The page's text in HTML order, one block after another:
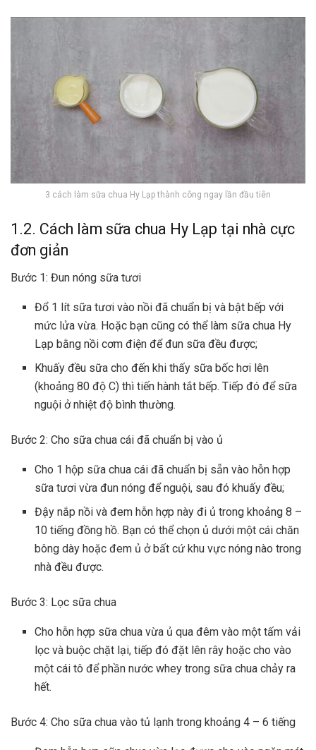
3 cách làm sữa chua Hy Lạp thành công ngay lần đầu tiên
1.2. Cách làm sữa chua Hy Lạp tại nhà cực
đơn giản
Bước 1: Đun nóng sữa tươi
Đổ 1 lít sữa tươi vào nồi đã chuẩn bị và bật bếp với
mức lửa vừa. Hoặc bạn cũng có thể làm sữa chua Hy
Lạp bằng nồi cơm điện để đun sữa đều được;
Khuấy đều sữa cho đến khi thấy sữa bốc hơi lên
(khoảng 80 độ C) thì tiến hành tắt bếp. Tiếp đó để sữa
nguội ở nhiệt độ bình thường.
Bước 2: Cho sữa chua cái đã chuẩn bị vào ủ
Cho 1 hộp sữa chua cái đã chuẩn bị sẵn vào hỗn hợp
sữa tươi vừa đun nóng để nguội, sau đó khuấy đều;
Đậy nắp nồi và đem hỗn hợp này đi ủ trong khoảng 8 –
10 tiếng đồng hồ. Bạn có thể chọn ủ dưới một cái chăn
bông dày hoặc đem ủ ở bất cứ khu vực nóng nào trong
nhà đều được.
Bước 3: Lọc sữa chua
Cho hỗn hợp sữa chua vừa ủ qua đêm vào một tấm vải
lọc và buộc chặt lại, tiếp đó đặt lên rây hoặc cho vào
một cái tô để phần nước whey trong sữa chua chảy ra
hết.
Bước 4: Cho sữa chua vào tủ lạnh trong khoảng 4 – 6 tiếng